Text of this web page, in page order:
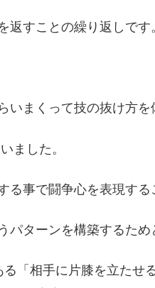
すことの繰り返しです
まくって技の抜け方を
ました。
事で闘争心を表現する
ターンを構築するため
「相手に片膝を立たせ